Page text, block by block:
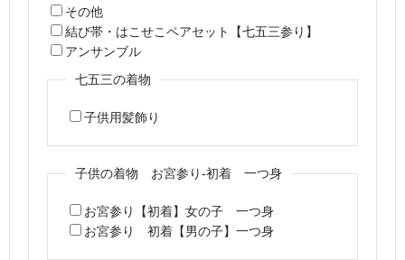
その他
結び帯・はこせこペアセット【七五三参り】
アンサンブル
七五三の着物
子供用髪飾り
子供の着物 お宮参り-初着 一つ身
お宮参り【初着】女の子 一つ身
お宮参り 初着【男の子】一つ身